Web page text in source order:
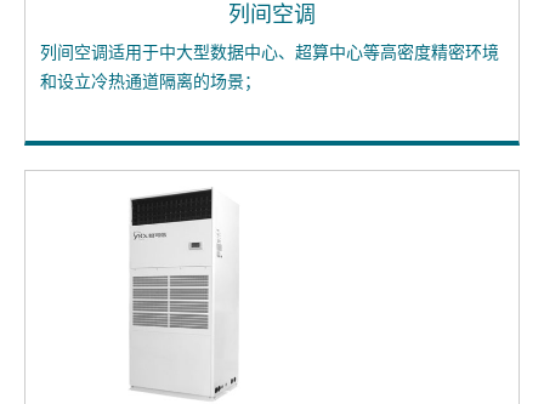
列间空调
列间空调适用于中大型数据中心、超算中心等高密度精密环境
和设立冷热通道隔离的场景；